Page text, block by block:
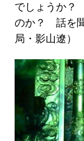
でしょうか？
のか？ 話を
局・影山遼）